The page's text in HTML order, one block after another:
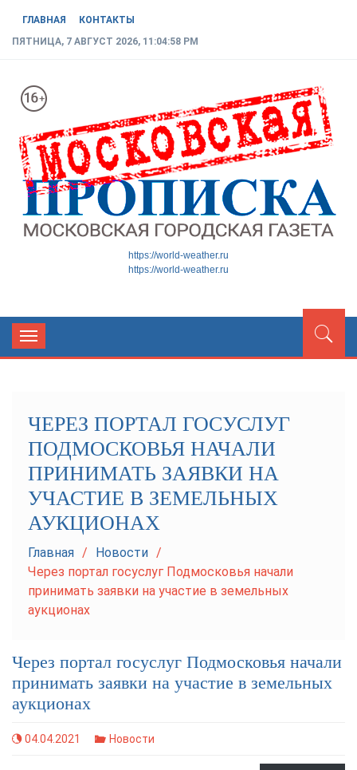
ГЛАВНАЯ
КОНТАКТЫ
ПЯТНИЦА, 7 АВГУСТ 2026, 11:04:59 PM
МОСКОВСКАЯ ГОРОДСКАЯ
https://world-weather.ru
https://world-weather.ru
Toggle
navigation
ЧЕРЕЗ ПОРТАЛ ГОСУСЛУГ
ПОДМОСКОВЬЯ НАЧАЛИ
ПРИНИМАТЬ ЗАЯВКИ НА
УЧАСТИЕ В ЗЕМЕЛЬНЫХ
АУКЦИОНАХ
Главная
Новости
Через портал госуслуг Подмосковья начали
принимать заявки на участие в земельных
аукционах
Через портал госуслуг Подмосковья начали
принимать заявки на участие в земельных
аукционах
04.04.2021 Новости